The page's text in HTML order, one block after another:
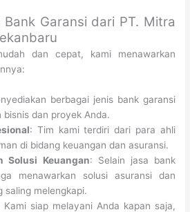
Bank Garansi dari PT. Mitra
dan cepat, kami menawarkan
berbagai jenis bank garansi
bisnis dan proyek Anda.
: Tim kami terdiri dari para ahli
di bidang keuangan dan asuransi.
Solusi Keuangan: Selain jasa bank
menawarkan solusi asuransi dan
saling melengkapi.
Kami siap melayani Anda kapan saja,